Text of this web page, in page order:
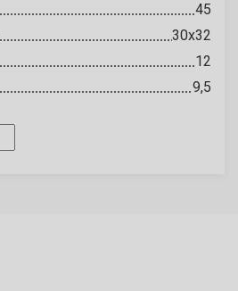
45
30х32
12
9,5